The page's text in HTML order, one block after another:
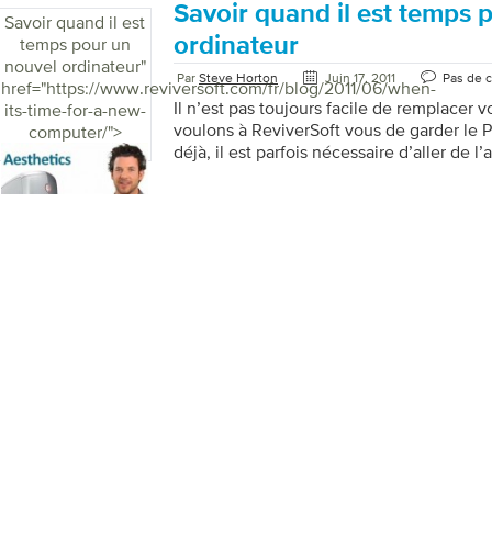
Savoir quand il est
temps pour un
nouvel ordinateur"
href="https://www.reviversoft.com/fr/blog/2011/06/when-
its-time-for-a-new-
computer/">
Savoir quand il est temps
ordinateur
Par Steve Horton Juin 17, 2011 Pas de
Il n’est pas toujours facile de remplacer
voulons à ReviverSoft vous de garder le
déjà, il est parfois nécessaire d’aller de